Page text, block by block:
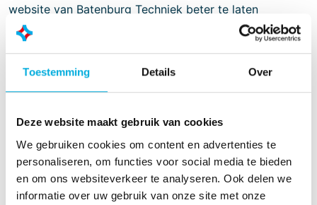
Toestemming Details Over
Deze website maakt gebruik van cookies
We gebruiken cookies om content en advertenties te
personaliseren, om functies voor social media te bieden
en om ons websiteverkeer te analyseren. Ook delen we
informatie over uw gebruik van onze site met onze
website van Batenburg Techniek beter te laten
functioneren en het webbezoek te monitoren, zodat
Batenburg Techniek na kan gaan hoeveel mensen de
Batenburg Techniek gebruikt deze data alleen
geaggregeerd en kan deze niet herleiden tot een pc of
Chrome, Safari etc.) kunt u cookies uitschakelen.
Hieronder vindt u een lijst van cookies, de functie van
de cookie en de tijd waarin een cookie op uw
computer opgeslagen blijft.